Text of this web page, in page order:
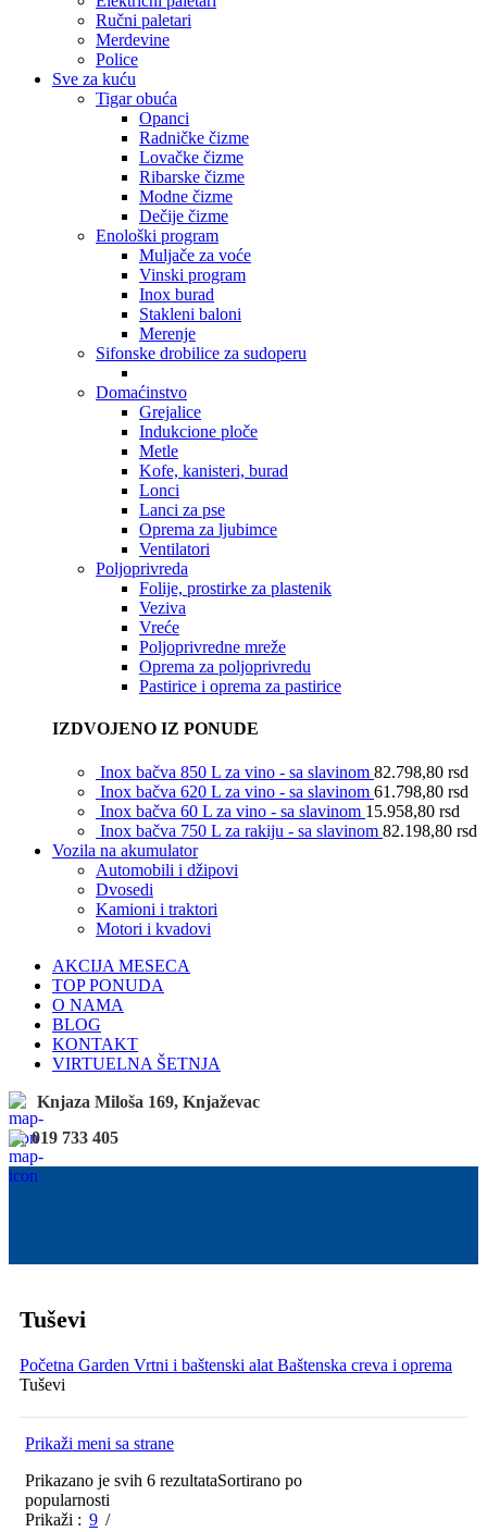
Ručni paletari
Merdevine
Police
Sve za kuću
Tigar obuća
Opanci
Radničke čizme
Lovačke čizme
Ribarske čizme
Modne čizme
Dečije čizme
Enološki program
Muljače za voće
Vinski program
Inox burad
Stakleni baloni
Merenje
Sifonske drobilice za sudoperu
Domaćinstvo
Grejalice
Indukcione ploče
Metle
Kofe, kanisteri, burad
Lonci
Lanci za pse
Oprema za ljubimce
Ventilatori
Poljoprivreda
Folije, prostirke za plastenik
Veziva
Vreće
Poljoprivredne mreže
Oprema za poljoprivredu
Pastirice i oprema za pastirice
IZDVOJENO IZ PONUDE
Inox bačva 850 L za vino - sa slavinom 82.798,80 rsd
Inox bačva 620 L za vino - sa slavinom 61.798,80 rsd
Inox bačva 60 L za vino - sa slavinom 15.958,80 rsd
Inox bačva 750 L za rakiju - sa slavinom 82.198,80 rsd
Vozila na akumulator
Automobili i džipovi
Dvosedi
Kamioni i traktori
Motori i kvadovi
AKCIJA MESECA
TOP PONUDA
O NAMA
BLOG
KONTAKT
VIRTUELNA ŠETNJA
Knjaza Miloša 169, Knjaževac
019 733 405
Tuševi
Početna Garden Vrtni i baštenski alat Baštenska creva i oprema
Tuševi
Prikaži meni sa strane
Prikazano je svih 6 rezultataSortirano po
popularnosti
Prikaži
9